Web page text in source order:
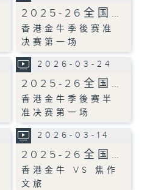
2025-26全国…
香港金牛季後赛准
决赛第一场
2026-03-24
2025-26全国…
香港金牛季後赛半
准决赛第一场
2026-03-14
2025-26全国…
香港金牛 VS 焦作
文旅